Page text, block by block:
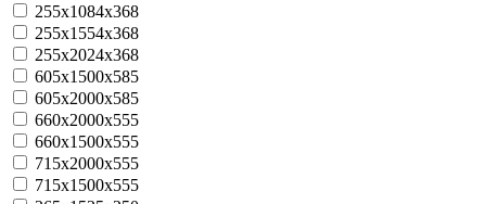
255х1084х368
255х1554х368
255х2024х368
605х1500х585
605х2000х585
660х2000х555
660х1500х555
715х2000х555
715х1500х555